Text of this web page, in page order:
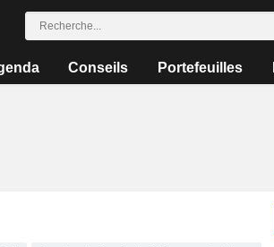
Conseils Portefeuilles